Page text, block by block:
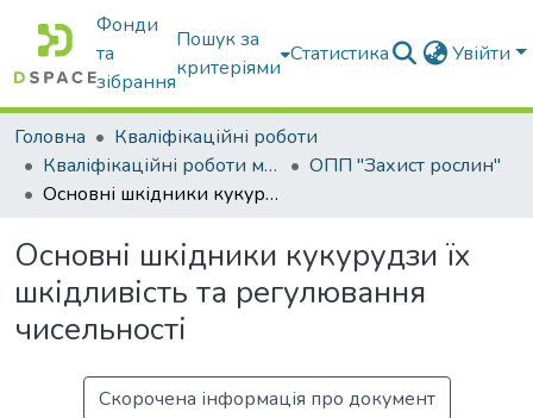
Фонди
та
зібрання
Пошук за
критеріями
Статистика Увійти
Головна
Кваліфікаційні роботи
Кваліфікаційні роботи магістрів
ОПП "Захист рослин"
Основні шкідники кукурудзи їх шкідливість та регулювання чисельності
Основні шкідники кукурудзи їх
шкідливість та регулювання
чисельності
Скорочена інформація про документ